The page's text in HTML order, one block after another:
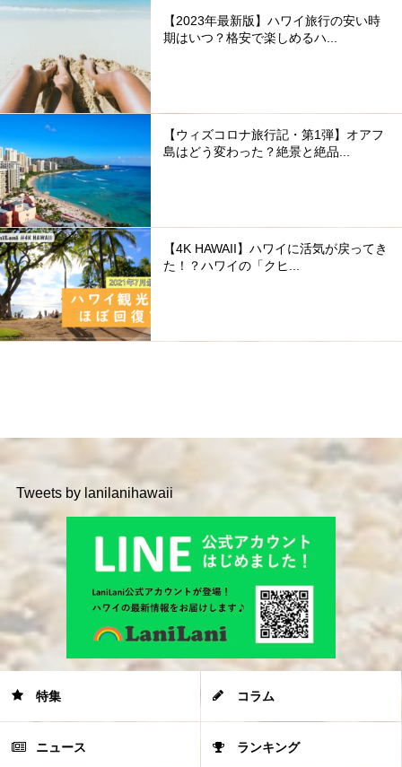
【2023年最新版】ハワイ旅行の安い時
期はいつ？格安で楽しめるハ...
【ウィズコロナ旅行記・第1弾】オアフ
島はどう変わった？絶景と絶品...
【4K HAWAII】ハワイに活気が戻ってき
た！？ハワイの「クヒ...
Tweets by lanilanihawaii
特集 コラム
ニュース ランキング